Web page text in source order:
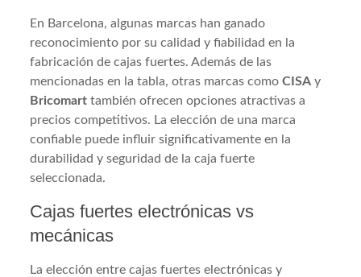
En Barcelona, algunas marcas han ganado
reconocimiento por su calidad y fiabilidad en la
fabricación de cajas fuertes. Además de las
mencionadas en la tabla, otras marcas comoCISA y
Bricomart también ofrecen opciones atractivas a
precios competitivos. La elección de una marca
confiable puede influir significativamente en la
durabilidad y seguridad de la caja fuerte
seleccionada.
Cajas fuertes electrónicas vs
mecánicas
La elección entre cajas fuertes electrónicas y